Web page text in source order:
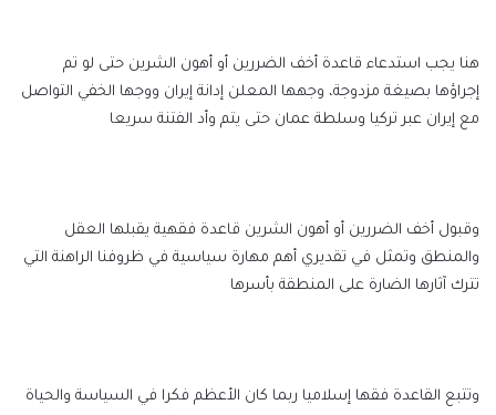
هنا يجب استدعاء قاعدة أخف الضررين أو أهون الشرين حتى لو تم
إجراؤها بصيغة مزدوجة، وجهها المعلن إدانة إيران ووجها الخفي التواصل
مع إيران عبر تركيا وسلطة عمان حتى يتم وأد الفتنة سريعا
وقبول أخف الضررين أو أهون الشرين قاعدة فقهية يقبلها العقل
والمنطق وتمثل في تقديري أهم مهارة سياسية في ظروفنا الراهنة التي
تترك آثارها الضارة على المنطقة بأسرها
وتتبع القاعدة فقها إسلاميا ربما كان الأعظم فكرا في السياسة والحياة